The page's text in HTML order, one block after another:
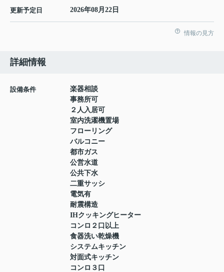
更新予定日 2026年08月22日
情報の見方
詳細情報
設備条件
楽器相談
事務所可
２人入居可
室内洗濯機置場
フローリング
バルコニー
都市ガス
公営水道
公共下水
二重サッシ
電気有
耐震構造
IHクッキングヒーター
コンロ２口以上
食器洗い乾燥機
システムキッチン
対面式キッチン
コンロ３口